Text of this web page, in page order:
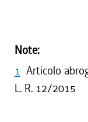
Note:
1 Articolo
L. R. 12/2015